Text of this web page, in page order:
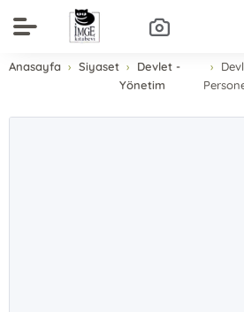
Anasayfa Siyaset
Devlet -
Yönetim